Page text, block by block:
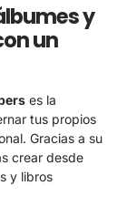
y
un
es la
tus propios
Gracias a su
crear desde
y libros